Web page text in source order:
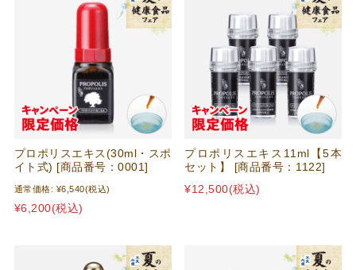
プロポリスエキス(30ml・スポ
イト式) [商品番号：0001]
通常価格: ¥6,540(税込)
¥6,200(税込)
プロポリスエキス11ml【5本
セット】 [商品番号：1122]
¥12,500(税込)